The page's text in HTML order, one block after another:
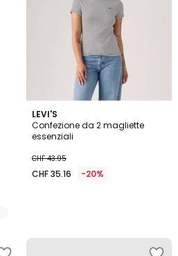
LEVI'S
Confezione da 2 magliette
essenziali
CHF 43.95
CHF 35.16 -20%